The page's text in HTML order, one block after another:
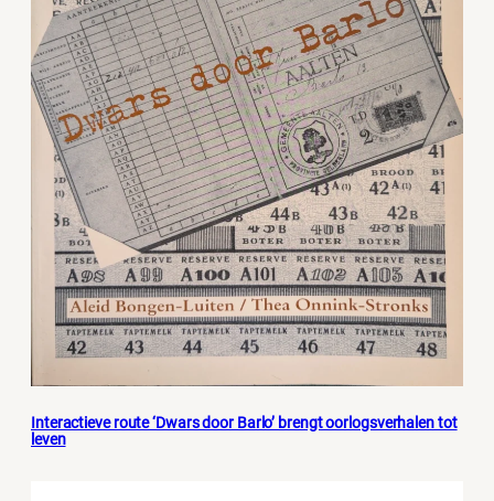
Interactieve route ‘Dwars door Barlo’ brengt oorlogsverhalen tot
leven